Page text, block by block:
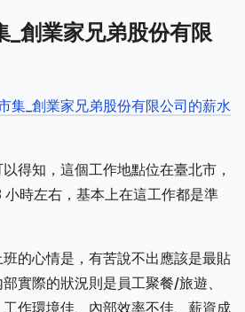
_創業家兄弟股份有限
集_創業家兄弟股份有限公司的薪水
得知，這個工作地點位在臺北市，
時左右，基本上在這工作都是準
的心情是，有苦說不出應該是最貼
實際的狀況則是員工聚餐/旅遊、
作環境佳、內部效率不佳、薪資成